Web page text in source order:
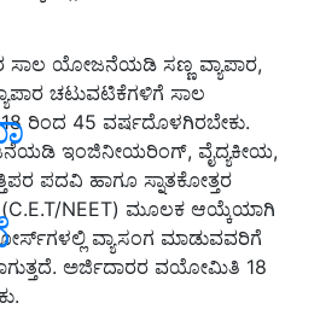
ಯೋಜನೆಯಡಿ ಸಣ್ಣ ವ್ಯಾಪಾರ,
ಚಟುವಟಿಕೆಗಳಿಗೆ ಸಾಲ
ರಿಂದ 45 ವರ್ಷದೊಳಗಿರಬೇಕು.
ಇಂಜಿನೀಯರಿಂಗ್, ವೈದ್ಯಕೀಯ,
ಪದವಿ ಹಾಗೂ ಸ್ನಾತಕೋತ್ತರ
NEET) ಮೂಲಕ ಆಯ್ಕೆಯಾಗಿ
ವ್ಯಾಸಂಗ ಮಾಡುವವರಿಗೆ
ಅರ್ಜಿದಾರರ ವಯೋಮಿತಿ 18